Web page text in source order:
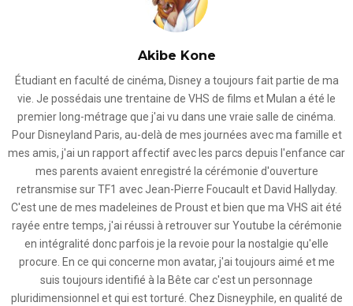
Akibe Kone
Étudiant en faculté de cinéma, Disney a toujours fait partie de ma
vie. Je possédais une trentaine de VHS de films et Mulan a été le
premier long-métrage que j'ai vu dans une vraie salle de cinéma.
Pour Disneyland Paris, au-delà de mes journées avec ma famille et
mes amis, j'ai un rapport affectif avec les parcs depuis l'enfance car
mes parents avaient enregistré la cérémonie d'ouverture
retransmise sur TF1 avec Jean-Pierre Foucault et David Hallyday.
C'est une de mes madeleines de Proust et bien que ma VHS ait été
rayée entre temps, j'ai réussi à retrouver sur Youtube la cérémonie
en intégralité donc parfois je la revoie pour la nostalgie qu'elle
procure. En ce qui concerne mon avatar, j'ai toujours aimé et me
suis toujours identifié à la Bête car c'est un personnage
pluridimensionnel et qui est torturé. Chez Disneyphile, en qualité de